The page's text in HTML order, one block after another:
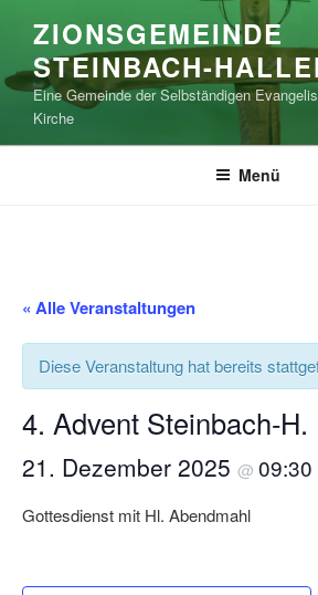
Inhalt
springen
ZIONSGEMEINDE
STEINBACH-
Eine Gemeinde der Selbständigen
Kirche
Menü
« Alle Veranstaltungen
Diese Veranstaltung hat bereits
4. Advent Steinbach-H.
21. Dezember 2025 @ 09:30
Gottesdienst mit Hl. Abendmahl